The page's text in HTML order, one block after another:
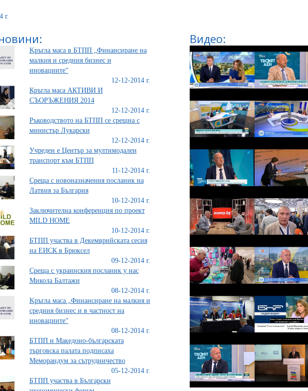
г.
Kръгла маса в БТПП „Финансиране на
малкия и средния бизнес и
иновациите“
12-12-2014 г.
Кръгла маса АКТИВИ И
СЪОРЪЖЕНИЯ 2014
12-12-2014 г.
Ръководството на БТПП се срещна с
министър Лукарски
12-12-2014 г.
Учреден е Център за мултимодален
транспорт към БТПП
11-12-2014 г.
Среща с новоназначения посланик на
Латвия за България
10-12-2014 г.
Заключителна конференция по проект
MILD HOME
10-12-2014 г.
БТПП участва в Декемврийската сесия
на ЕИСК в Брюксел
09-12-2014 г.
Среща с украинския посланик у нас
Микола Балтажи
08-12-2014 г.
Kръгла маса „Финансиране на малкия и
средния бизнес и в частност на
иновациите“
08-12-2014 г.
БТПП и Македоно-българската
търговска палата подписаха
Меморандум за сътрудничество
05-12-2014 г.
БТПП участва в Български
Видео: